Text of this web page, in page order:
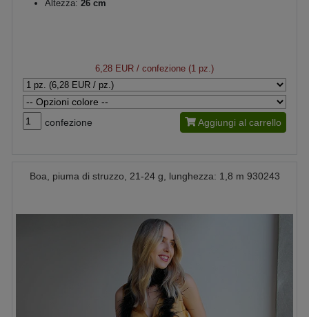
Altezza: 26 cm
6,28 EUR / confezione (1 pz.)
confezione Aggiungi al carrello
Boa, piuma di struzzo, 21-24 g, lunghezza: 1,8 m 930243